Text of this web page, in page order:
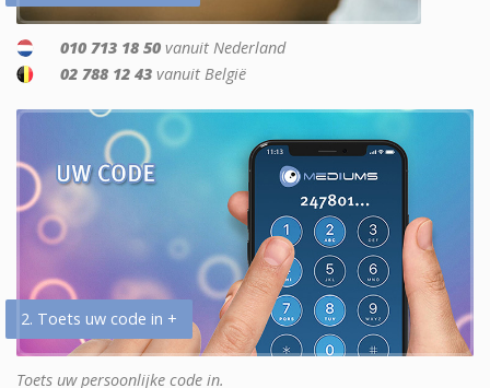
010 713 18 50 vanuit Nederland
02 788 12 43 vanuit België
2. Toets uw code in +
Toets uw persoonlijke code in.